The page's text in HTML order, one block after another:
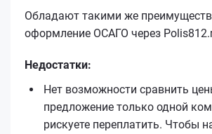
Обладают такими же
оформление ОСАГО через
Недостатки:
Нет возможности сравнить
предложение только одной
рискуете переплатить. Чтобы